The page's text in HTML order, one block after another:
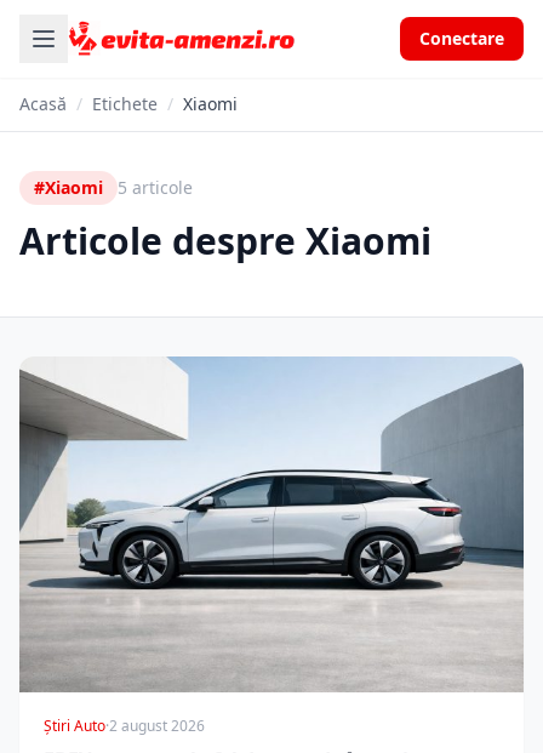
Conectare
Acasă / Etichete / Xiaomi
#Xiaomi 5 articole
Articole despre Xiaomi
Știri Auto·2 august 2026